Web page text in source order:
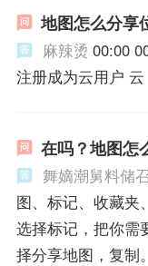
地图怎么分享
麻辣烫 00:00
注册成为云用户 云
在吗？地图怎
舞嫡潮舅料储
图、标记、收藏夹
选择标记，把你需
择分享地图，复制